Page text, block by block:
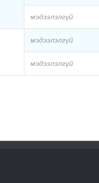
мэдээлэлгүй
мэдээлэлгүй
мэдээлэлгүй